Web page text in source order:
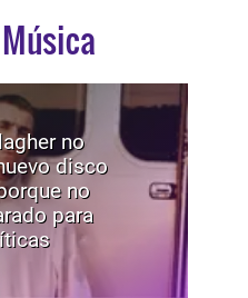
no
disco
no
para